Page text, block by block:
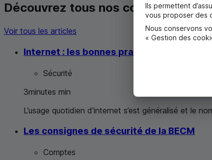
Découvrez tous nos conseils sur la
Voir tous les articles
Internet : les bonnes pratiques
Sécurité
3minutes min
L’usage quotidien d’internet s’est généralisé et le
Les consignes de sécurité de la BECM
Comptes
Ils permettent
vous proposer des
Nous conservons
« Gestion des